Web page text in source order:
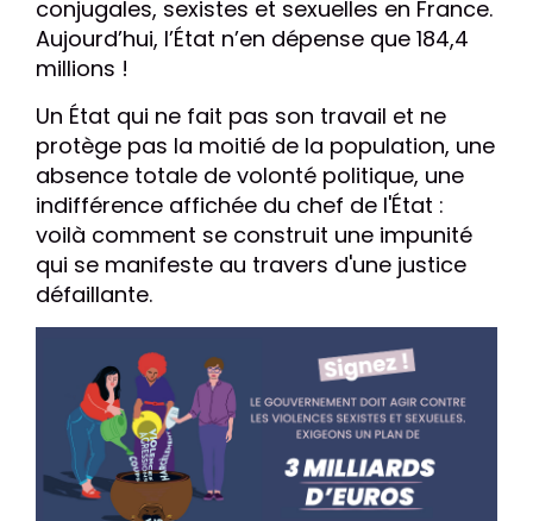
conjugales, sexistes et sexuelles en France.
Aujourd’hui, l’État n’en dépense que 184,4
millions !
Un État qui ne fait pas son travail et ne
protège pas la moitié de la population, une
absence totale de volonté politique, une
indifférence affichée du chef de l'État :
voilà comment se construit une impunité
qui se manifeste au travers d'une justice
défaillante.